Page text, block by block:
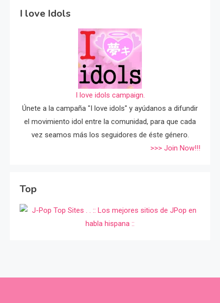
I love Idols
I love idols campaign.
Únete a la campaña "I love idols" y ayúdanos a difundir
el movimiento idol entre la comunidad, para que cada
vez seamos más los seguidores de éste género.
>>> Join Now!!!
Top